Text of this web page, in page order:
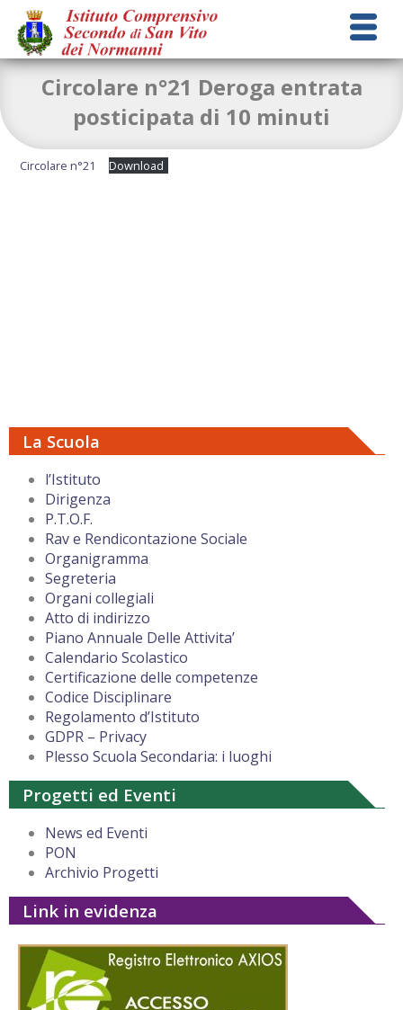
La Scuola
l’Istituto
Dirigenza
P.T.O.F.
Rav e Rendicontazione Sociale
Organigramma
Segreteria
Organi collegiali
Atto di indirizzo
Piano Annuale Delle Attivita’
Calendario Scolastico
Certificazione delle competenze
Codice Disciplinare
Regolamento d’Istituto
GDPR – Privacy
Plesso Scuola Secondaria: i luoghi
Progetti ed Eventi
News ed Eventi
PON
Archivio Progetti
Link in evidenza
Circolare n°21 Deroga entrata
posticipata di 10 minuti
Circolare n°21 Download